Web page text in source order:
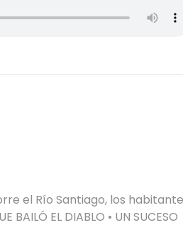
el Río Santiago, los
BAILÓ EL DIABLO • UN SUCESO